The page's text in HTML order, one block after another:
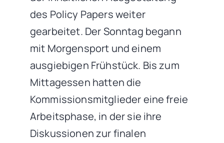
des Policy Papers weiter
gearbeitet. Der Sonntag begann
mit Morgensport und einem
ausgiebigen Frühstück. Bis zum
Mittagessen hatten die
Kommissionsmitglieder eine freie
Arbeitsphase, in der sie ihre
Diskussionen zur finalen